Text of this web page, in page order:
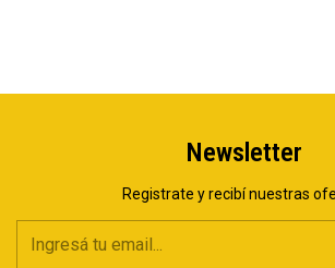
Newsletter
Registrate y recibí nuestras